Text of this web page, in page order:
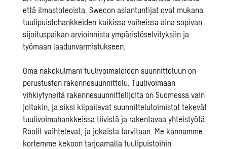
että ilmastoteoista. Swecon asiantuntijat ovat mukana
tuulipuistohankkeiden kaikissa vaiheissa aina sopivan
sijoituspaikan arvioinnista ympäristöselvityksiin ja
työmaan laadunvarmistukseen.
Oma näkökulmani tuulivoimaloiden suunnitteluun on
perustusten rakennesuunnittelu. Tuulivoimaan
vihkiytyneitä rakennesuunnittelijoita on Suomessa vain
joitakin, ja siksi kilpailevat suunnittelutoimistot tekevät
tuulivoimahankkeissa tiivistä ja rakentavaa yhteistyötä.
Roolit vaihtelevat, ja jokaista tarvitaan. Me kannamme
kortemme kekoon tarjoamalla tuulipuistoihin